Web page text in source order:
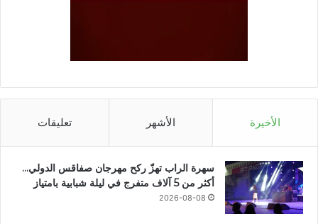
الأخيرة الأشهر تعليقات
سهرة الراب تهزّ ركح مهرجان صفاقس الدولي…
أكثر من 5 آلاف متفرج في ليلة شبابية بامتياز
2026-08-08